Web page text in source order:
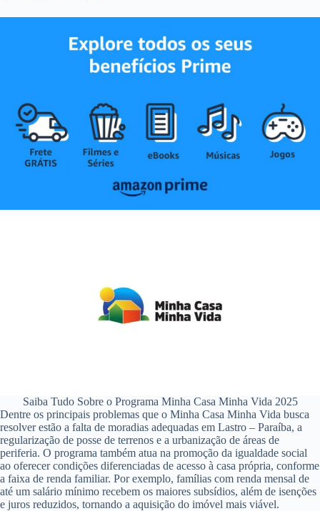
Saiba Tudo Sobre o Programa Minha Casa Minha Vida 2025
Dentre os principais problemas que o Minha Casa Minha Vida busca
resolver estão a falta de moradias adequadas em Lastro – Paraíba, a
regularização de posse de terrenos e a urbanização de áreas de
periferia. O programa também atua na promoção da igualdade social
ao oferecer condições diferenciadas de acesso à casa própria, conforme
a faixa de renda familiar. Por exemplo, famílias com renda mensal de
até um salário mínimo recebem os maiores subsídios, além de isenções
e juros reduzidos, tornando a aquisição do imóvel mais viável.